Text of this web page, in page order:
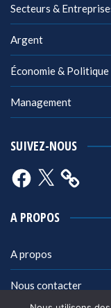
Secteurs &
Argent
Économie & Politique
Management
SUIVEZ-NOUS
Facebook
X
A PROPOS
A propos
Nous contacter